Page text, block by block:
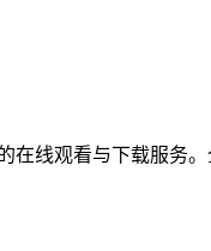
在线观看与下载服务